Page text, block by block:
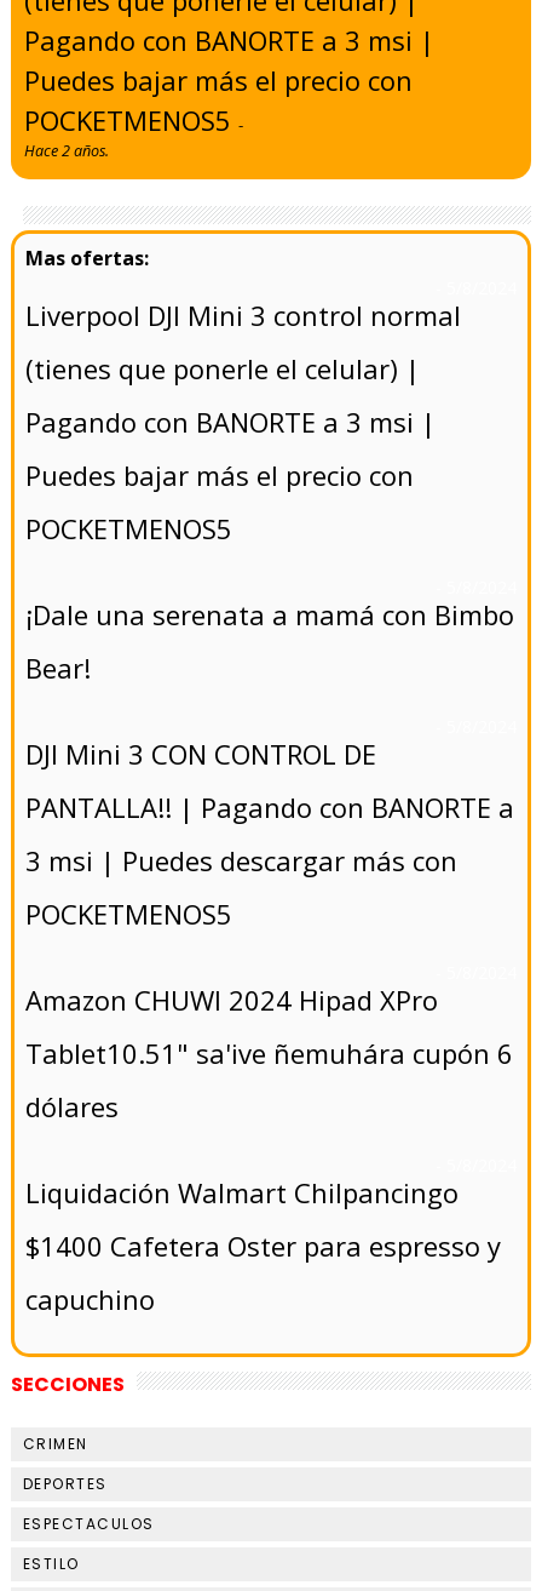
Pagando con BANORTE a 3 msi |
Puedes bajar más el precio con
POCKETMENOS5-
Hace 2 años.
Liverpool DJI Mini 3 control normal
(tienes que ponerle el celular) |
Pagando con BANORTE a 3 msi |
Puedes bajar más el precio con
POCKETMENOS5
¡Dale una serenata a mamá con Bimbo
Bear!
DJI Mini 3 CON CONTROL DE
PANTALLA!! | Pagando con BANORTE a
3 msi | Puedes descargar más con
POCKETMENOS5
Amazon CHUWI 2024 Hipad XPro
Tablet10.51" sa'ive ñemuhára cupón 6
dólares
Liquidación Walmart Chilpancingo
$1400 Cafetera Oster para espresso y
capuchino
SECCIONES
CRIMEN
DEPORTES
ESPECTACULOS
ESTILO